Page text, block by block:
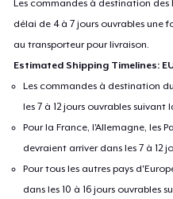
Les commandes à destination des
délai de 4 à 7 jours ouvrables une
au transporteur pour livraison.
Estimated Shipping Timelines:
Les commandes à destination
les 7 à 12 jours ouvrables suivant
Pour la France, l'Allemagne, les
devraient arriver dans les 7 à 12
Pour tous les autres pays
dans les 10 à 16 jours ouvrables